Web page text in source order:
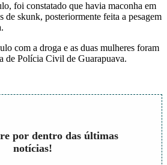
foi constatado que havia maconha em
de skunk, posteriormente feita a pesagem
com a droga e as duas mulheres foram
de Polícia Civil de Guarapuava.
por dentro das últimas
notícias!